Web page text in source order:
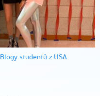
Blogy studentů z USA